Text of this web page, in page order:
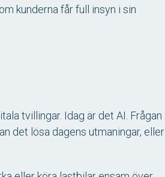
kunderna får full insyn i sin
tvillingar. Idag är det AI. Frågan
det lösa dagens utmaningar, eller